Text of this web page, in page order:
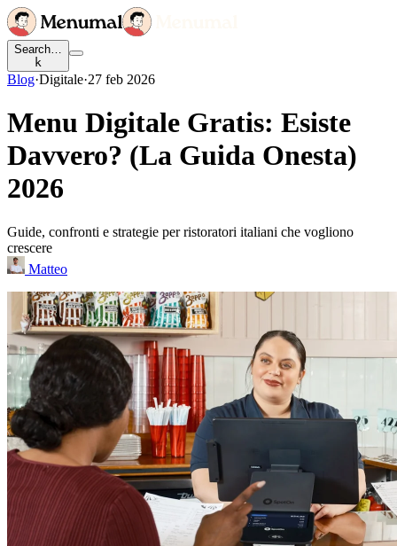
Search…
k
Blog·Digitale·27 feb 2026
Menu Digitale Gratis: Esiste
Davvero? (La Guida Onesta)
2026
Guide, confronti e strategie per ristoratori italiani che vogliono
crescere
Matteo